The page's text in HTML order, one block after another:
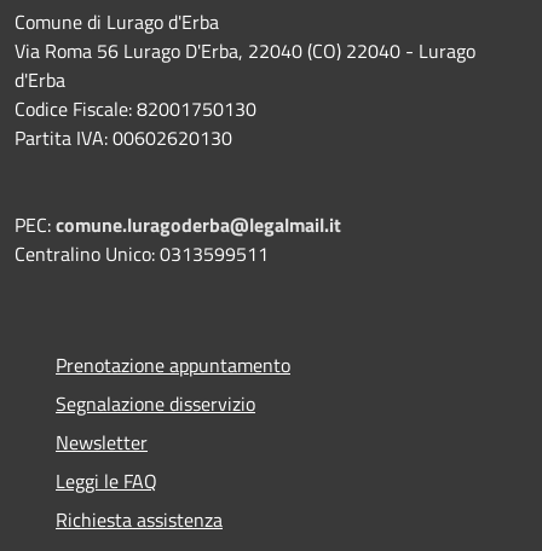
Comune di Lurago d'Erba
Via Roma 56 Lurago D'Erba, 22040 (CO) 22040 - Lurago
d'Erba
Codice Fiscale: 82001750130
Partita IVA: 00602620130
PEC:comune.luragoderba@legalmail.it
Centralino Unico: 0313599511
Prenotazione appuntamento
Segnalazione disservizio
Newsletter
Leggi le FAQ
Richiesta assistenza